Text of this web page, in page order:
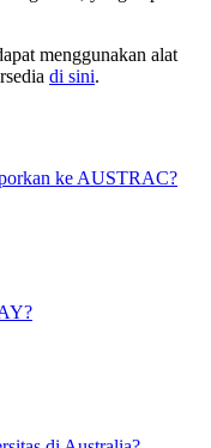
menggunakan alat
di sini.
ke AUSTRAC?